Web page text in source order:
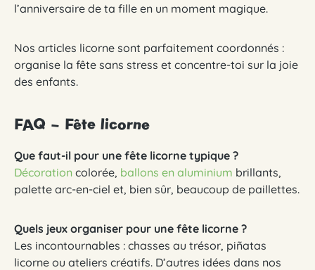
l’anniversaire de ta fille en un moment magique.
Nos articles licorne sont parfaitement coordonnés :
organise la fête sans stress et concentre-toi sur la joie
des enfants.
FAQ – Fête licorne
Que faut-il pour une fête licorne typique ?
Décoration colorée, ballons en aluminium brillants,
palette arc-en-ciel et, bien sûr, beaucoup de paillettes.
Quels jeux organiser pour une fête licorne ?
Les incontournables : chasses au trésor, piñatas
licorne ou ateliers créatifs. D’autres idées dans nos